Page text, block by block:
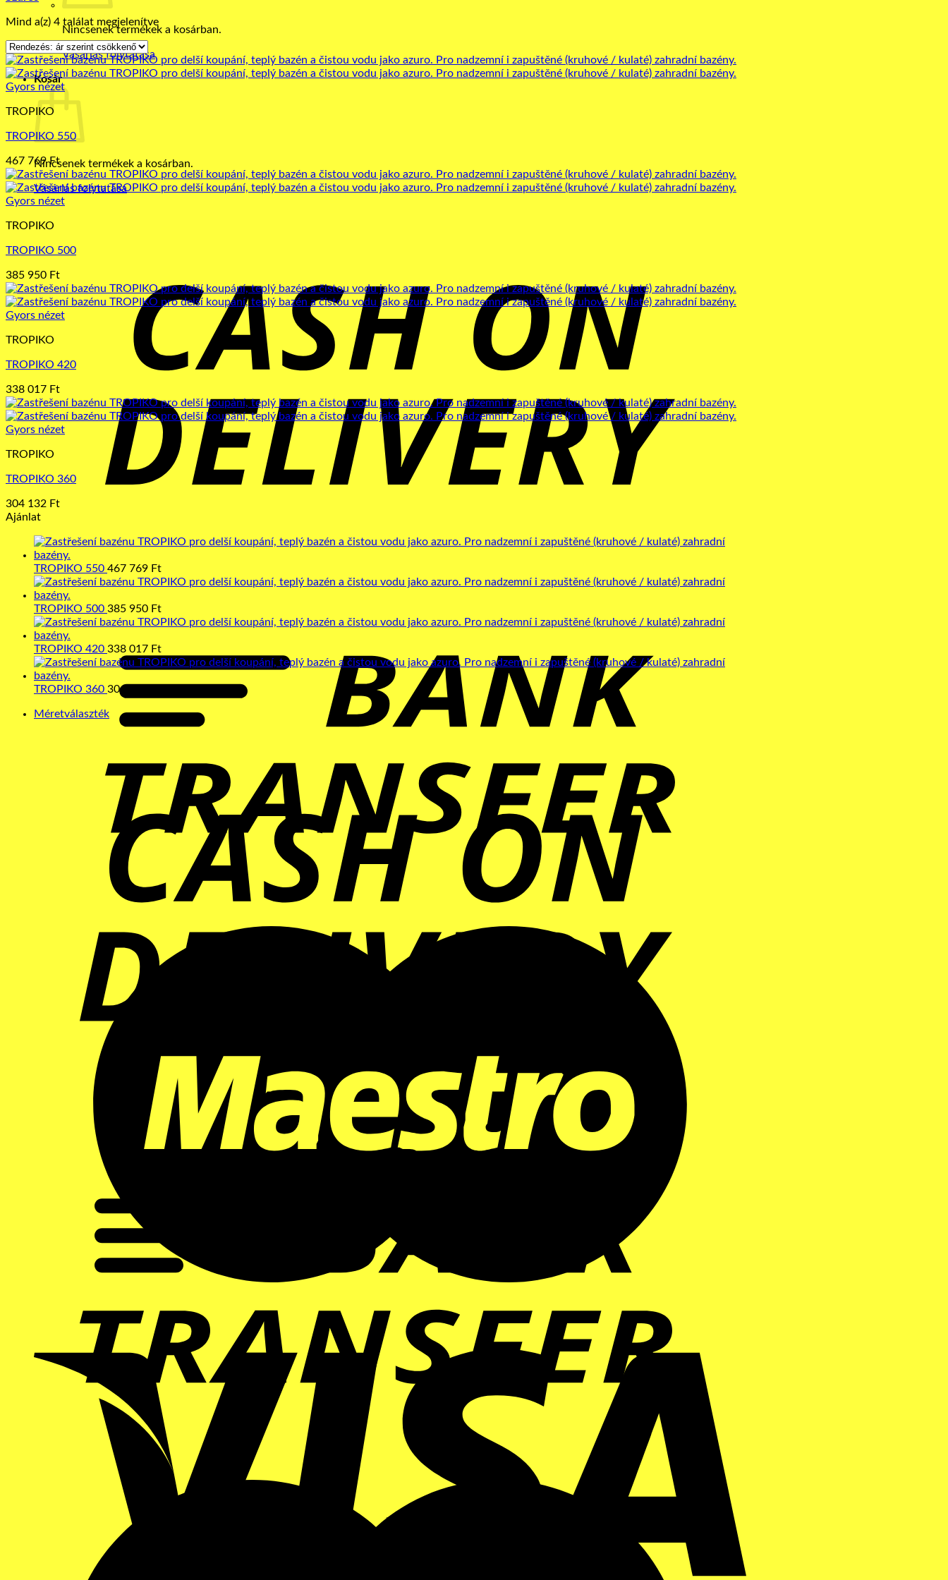
Nincsenek termékek a kosárban.
Vásárlás folytatása
Kosár
Nincsenek termékek a kosárban.
Vásárlás folytatása
Mind a(z) 4 találat megjelenítveSorted
by
high
to
Gyors nézet
TROPIKO
TROPIKO 550
467 769Ft
Gyors nézet
TROPIKO
TROPIKO 500
385 950 Ft
Gyors nézet
TROPIKO
TROPIKO 420
338 017 Ft
Gyors nézet
TROPIKO
TROPIKO 360
304 132 Ft
Ajánlat
TROPIKO 550 467 769 Ft
TROPIKO 500 385 950 Ft
TROPIKO 420 338 017 Ft
TROPIKO 360 304 132
Méretválaszték